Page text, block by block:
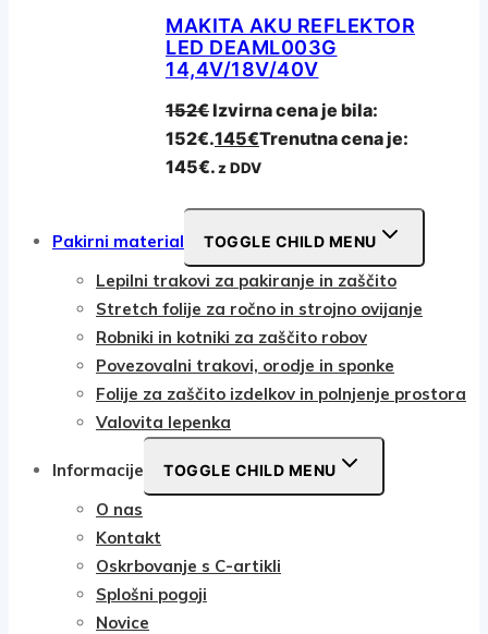
MAKITA AKU REFLEKTOR
LED DEAML003G
14,4V/18V/40V
152€Izvirna cena je bila:
152€.145€Trenutna cena je:
145€.z DDV
Pakirni material TOGGLE CHILD MENU
Lepilni trakovi za pakiranje in zaščito
Stretch folije za ročno in strojno ovijanje
Robniki in kotniki za zaščito robov
Povezovalni trakovi, orodje in sponke
Folije za zaščito izdelkov in polnjenje prostora
Valovita lepenka
Informacije TOGGLE CHILD MENU
O nas
Kontakt
Oskrbovanje s C-artikli
Splošni pogoji
Novice